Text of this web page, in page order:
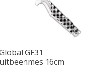
Global GF31
uitbeenmes 16cm